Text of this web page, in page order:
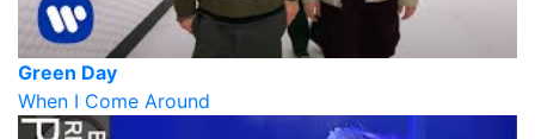
Green Day
When I Come Around